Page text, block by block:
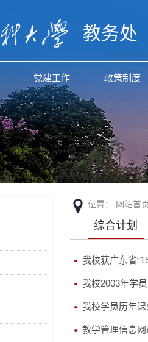
教务处
党建工作 政策制度
位置： 网站首
综合计划
我校获广东省
我校2003年学
我校学员历年
教学管理信息